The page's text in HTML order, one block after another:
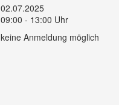
02.07.2025
09:00 - 13:00 Uhr
keine Anmeldung möglich